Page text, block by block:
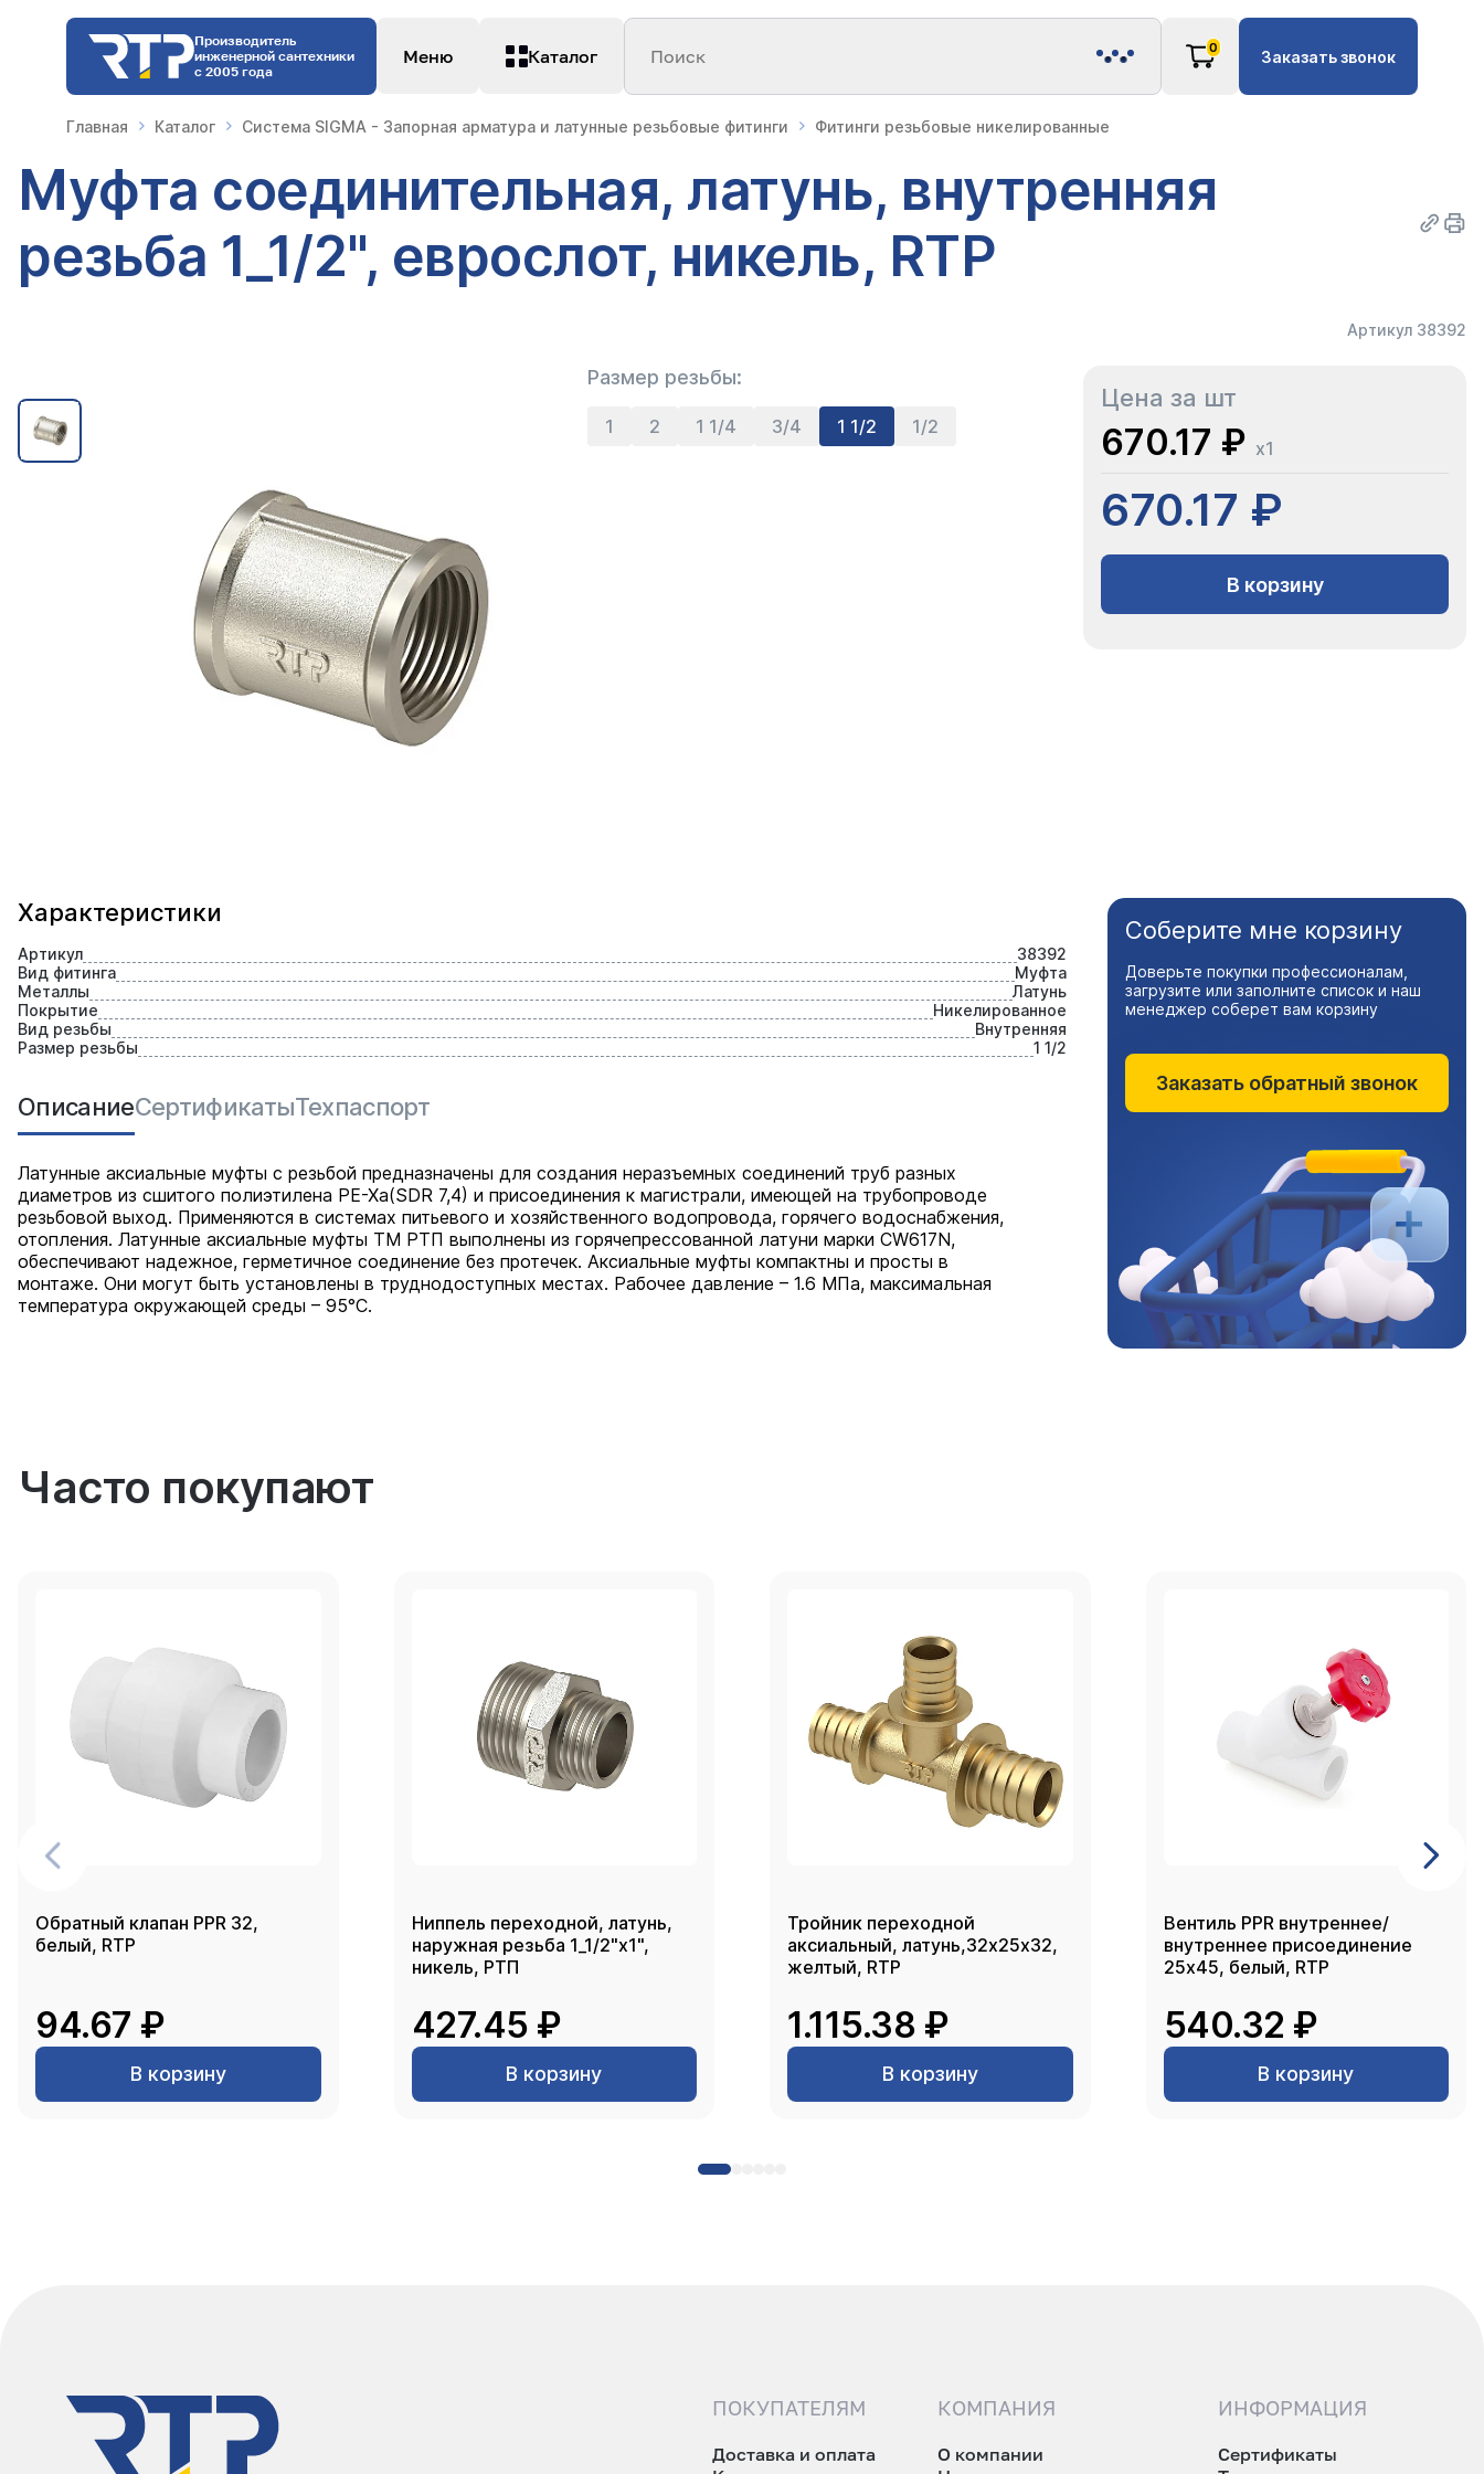
Производитель
инженерной сантехники
с 2005 года
Меню Каталог Поиск 0 Заказать звонок
Главная Каталог Система SIGMA - Запорная арматура и латунные резьбовые фитинги Фитинги резьбовые никелированные
Муфта соединительная, латунь, внутренняя
резьба 1_1/2", еврослот, никель, RTP
Артикул 38392
Размер резьбы:
1 2 1 1/4 3/4 1 1/2 1/2
Цена за шт
670.17 ₽ x1
670.17 ₽
В корзину
Характеристики
Артикул
38392
Вид фитинга
Муфта
Металлы
Латунь
Покрытие
Никелированное
Вид резьбы
Внутренняя
Размер резьбы
1 1/2
ОписаниеСертификатыТехпаспорт
Латунные аксиальные муфты с резьбой предназначены для создания неразъемных соединений труб разных
диаметров из сшитого полиэтилена PE-Xa(SDR 7,4) и присоединения к магистрали, имеющей на трубопроводе
резьбовой выход. Применяются в системах питьевого и хозяйственного водопровода, горячего водоснабжения,
отопления. Латунные аксиальные муфты ТМ РТП выполнены из горячепрессованной латуни марки СW617N,
обеспечивают надежное, герметичное соединение без протечек. Аксиальные муфты компактны и просты в
монтаже. Они могут быть установлены в труднодоступных местах. Рабочее давление – 1.6 МПа, максимальная
температура окружающей среды – 95°С.
Соберите мне корзину
Доверьте покупки профессионалам,
загрузите или заполните список и наш
менеджер соберет вам корзину
Заказать обратный звонок
Часто покупают
Обратный клапан PPR 32,
белый, RTP
94.67 ₽
В корзину
Ниппель переходной, латунь,
наружная резьба 1_1/2"х1",
никель, РТП
427.45 ₽
В корзину
Тройник переходной
аксиальный, латунь,32х25х32,
желтый, RTP
1.115.38 ₽
В корзину
Вентиль PPR внутреннее/
внутреннее присоединение
25х45, белый, RTP
540.32 ₽
В корзину
ПОКУПАТЕЛЯМ
Доставка и оплата
КОМПАНИЯ
О компании
ИНФОРМАЦИЯ
Сертификаты